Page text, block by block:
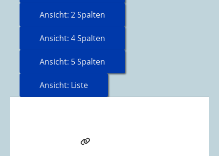
Ansicht: 2 Spalten
Ansicht: 4 Spalten
Ansicht: 5 Spalten
Ansicht: Liste